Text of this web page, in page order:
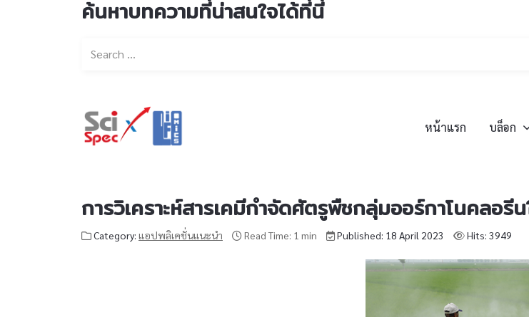
ค้นหาบทความที่น่าสนใจได้ที่นี่
หน้าแรก บล็อก
การวิเคราะห์สารเคมีกำจัดศัตรูพืชกลุ่มออร์กาโนคลอรี
Category: แอปพลิเคชั่นแนะนำ Read Time: 1 min Published: 18 April 2023 Hits: 3949